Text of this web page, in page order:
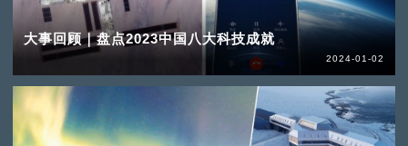
大事回顾｜盘点2023中国八大科技成就
2024-01-02